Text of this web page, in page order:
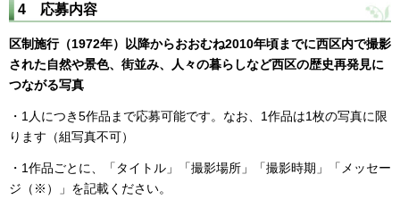
4 応募内容
区制施行（1972年）以降からおおむね2010年頃までに西区内で撮影
された自然や景色、街並み、人々の暮らしなど西区の歴史再発見に
つながる写真
・1人につき5作品まで応募可能です。なお、1作品は1枚の写真に限
ります（組写真不可）
・1作品ごとに、「タイトル」「撮影場所」「撮影時期」「メッセー
ジ（※）」を記載ください。